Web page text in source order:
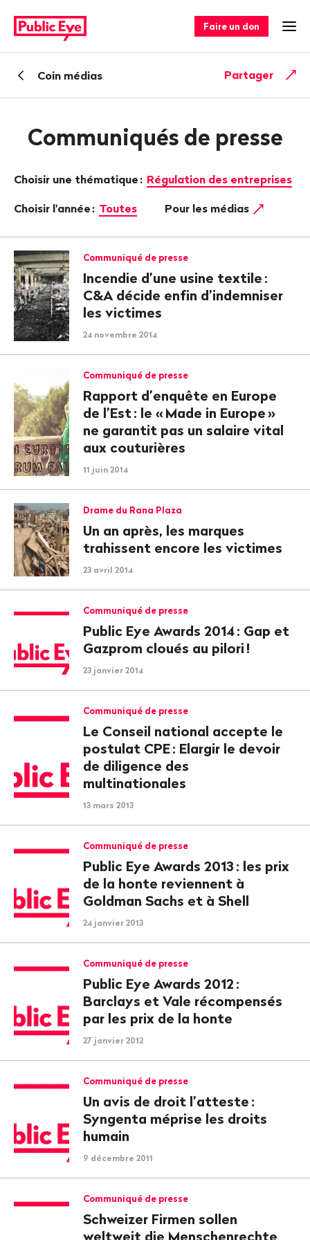
sur
publiceye.ch
rapide
Faire un don
RetourCoin médias Partager
Communiqués de presse
Choisir une thématique : Régulation des entreprises
Choisir l'année : Toutes Pour les médias
Communiqué de presse
Incendie d’une usine textile :
C&A décide enfin d’indemniser
les victimes
24 novembre 2014
Communiqué de presse
Rapport d’enquête en Europe
de l’Est: le «Made in Europe»
ne garantit pas un salaire vital
aux couturières
11 juin 2014
Drame du Rana Plaza
Un an après, les marques
trahissent encore les victimes
23 avril 2014
Communiqué de presse
Public Eye Awards 2014: Gap et
Gazprom cloués au pilori !
23 janvier 2014
Communiqué de presse
Le Conseil national accepte le
postulat CPE: Elargir le devoir
de diligence des
multinationales
13 mars 2013
Communiqué de presse
Public Eye Awards 2013 : les prix
de la honte reviennent à
Goldman Sachs et à Shell
24 janvier 2013
Communiqué de presse
Public Eye Awards 2012 :
Barclays et Vale récompensés
par les prix de la honte
27 janvier 2012
Communiqué de presse
Un avis de droit l’atteste :
Syngenta méprise les droits
humain
9 décembre 2011
Communiqué de presse
Schweizer Firmen sollen
weltweit die Menschenrechte